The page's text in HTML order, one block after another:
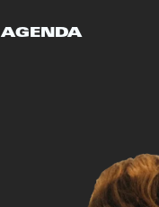
AGENDA